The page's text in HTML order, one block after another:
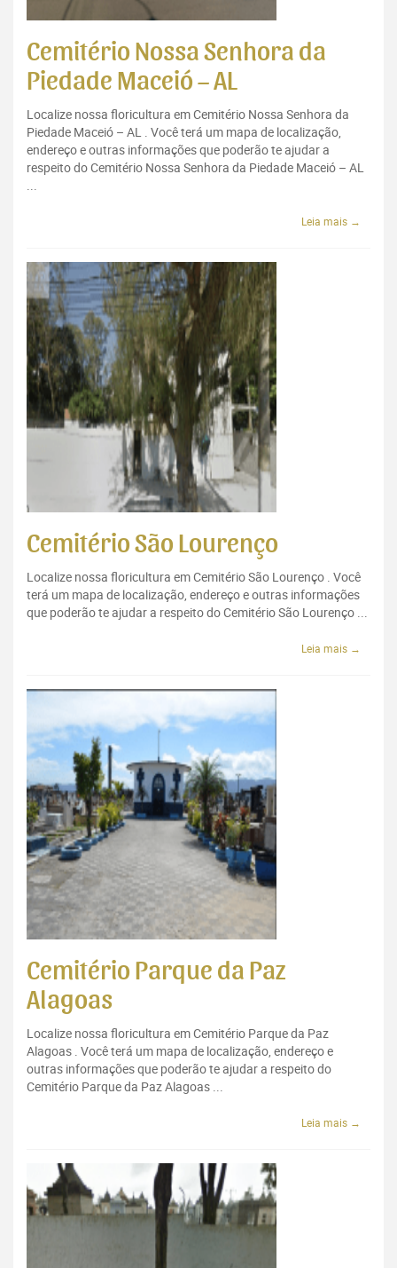
Cemitério Nossa Senhora da
Piedade Maceió – AL
Localize nossa floricultura em Cemitério Nossa Senhora da
Piedade Maceió – AL . Você terá um mapa de localização,
endereço e outras informações que poderão te ajudar a
respeito do Cemitério Nossa Senhora da Piedade Maceió – AL
...
Leia mais →
Cemitério São Lourenço
Localize nossa floricultura em Cemitério São Lourenço . Você
terá um mapa de localização, endereço e outras informações
que poderão te ajudar a respeito do Cemitério São Lourenço ...
Leia mais →
Cemitério Parque da Paz
Alagoas
Localize nossa floricultura em Cemitério Parque da Paz
Alagoas . Você terá um mapa de localização, endereço e
outras informações que poderão te ajudar a respeito do
Cemitério Parque da Paz Alagoas ...
Leia mais →